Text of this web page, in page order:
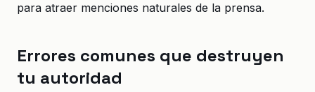
para atraer menciones naturales de la prensa.
Errores comunes que destruyen
tu autoridad